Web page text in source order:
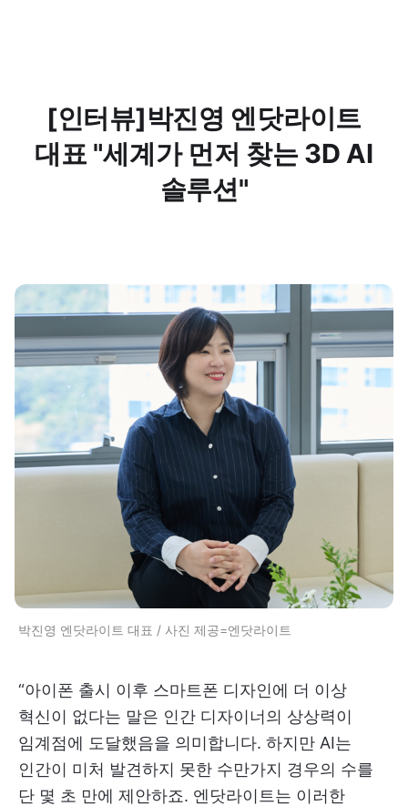
[인터뷰]박진영 엔닷라이트
대표 "세계가 먼저 찾는 3D AI
솔루션"
박진영 엔닷라이트 대표 / 사진 제공=엔닷라이트
“아이폰 출시 이후 스마트폰 디자인에 더 이상
혁신이 없다는 말은 인간 디자이너의 상상력이
임계점에 도달했음을 의미합니다. 하지만 AI는
인간이 미처 발견하지 못한 수만가지 경우의 수를
단 몇 초 만에 제안하죠. 엔닷라이트는 이러한